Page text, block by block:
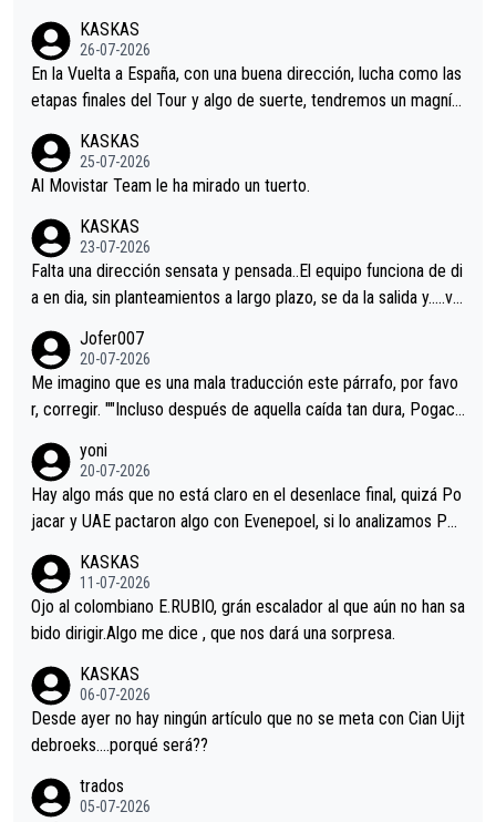
KASKAS
26-07-2026
En la Vuelta a España, con una buena dirección, lucha como las
etapas finales del Tour y algo de suerte, tendremos un magnífi
KASKAS
25-07-2026
Al Movistar Team le ha mirado un tuerto.
KASKAS
23-07-2026
Falta una dirección sensata y pensada..El equipo funciona de di
a en dia, sin planteamientos a largo plazo, se da la salida y…..ve
Minguez, Velez etc etc.Me da pena vivir estos momentos tan
tristes sin victorias.
Jofer007
20-07-2026
Me imagino que es una mala traducción este párrafo, por favo
r, corregir. ""Incluso después de aquella caída tan dura, Pogaca
permaneció pegado a su rueda. Parecía increíble la forma en l
a que era capaz de controlar el miedo", recordó."
yoni
20-07-2026
Hay algo más que no está claro en el desenlace final, quizá Po
jacar y UAE pactaron algo con Evenepoel, si lo analizamos Poj
i sin pedalear, luego está el saludo con Evenepoel dándose la
mano de una manera muy fraternal, más allá de los típicos toqu
es en el hombro con que saludaba a Vingegard. Ahí hubo una in
eta, a ver si por querer poner a Del Toro con calzador en posi
ción de podio UAE y Pojacar se van complicar el tour.
KASKAS
11-07-2026
Ojo al colombiano E.RUBIO, grán escalador al que aún no han sa
bido dirigir.Algo me dice , que nos dará una sorpresa.
KASKAS
06-07-2026
Desde ayer no hay ningún artículo que no se meta con Cian Uijt
debroeks….porqué será??
trados
05-07-2026